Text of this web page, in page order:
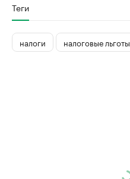
Теги
налоги налоговые льготы